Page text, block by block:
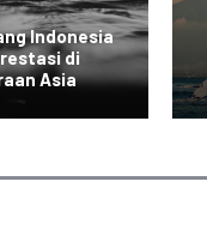
Indonesia
di
Asia